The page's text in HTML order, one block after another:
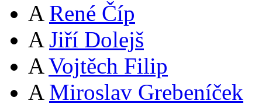
A René Číp
A Jiří Dolejš
A Vojtěch Filip
A Miroslav Grebeníček